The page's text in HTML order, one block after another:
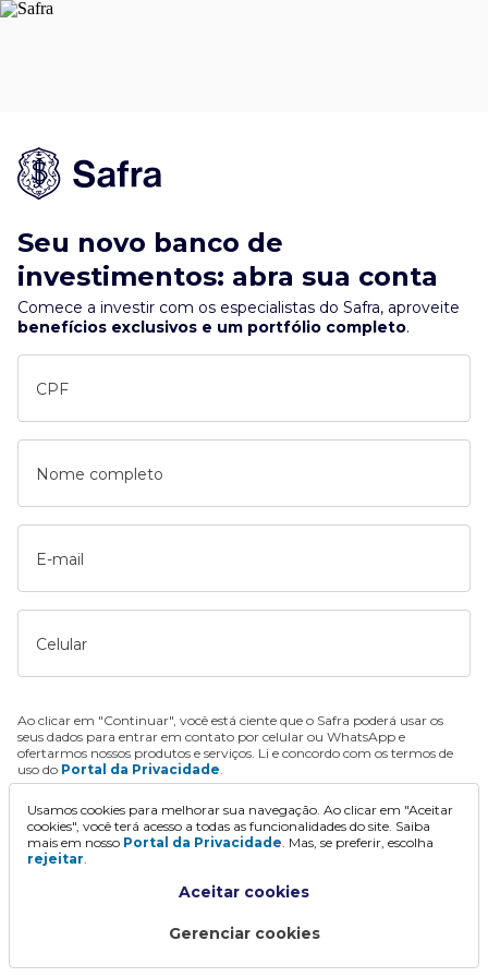
Seu novo banco de
investimentos: abra sua conta
Comece a investir com os especialistas do Safra, aproveite
benefícios exclusivos e um portfólio completo.
CPF
Nome completo
E-mail
Celular
Ao clicar em "Continuar", você está ciente que o Safra poderá usar os
seus dados para entrar em contato por celular ou WhatsApp e
ofertarmos nossos produtos e serviços. Li e concordo com os termos de
uso do Portal da Privacidade.
Continuar
Usamos cookies para melhorar sua navegação. Ao clicar em "Aceitar
cookies", você terá acesso a todas as funcionalidades do site. Saiba
mais em nosso Portal da Privacidade. Mas, se preferir, escolha
rejeitar.
Aceitar cookies
Gerenciar cookies